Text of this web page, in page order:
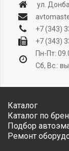
ул.
+7 (343)
+7 (343)
Пн-Пт:
Сб, Вс.:
Каталог
Каталог по
Подбор
Ремонт